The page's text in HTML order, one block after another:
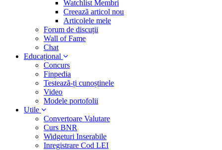
Watchlist Membri
Creează articol nou
Articolele mele
Forum de discuții
Wall of Fame
Chat
Educațional
Concurs
Finpedia
Testează-ți cunoștinele
Video
Modele portofolii
Utile
Convertoare Valutare
Curs BNR
Widgeturi Inserabile
Inregistrare Cod LEI